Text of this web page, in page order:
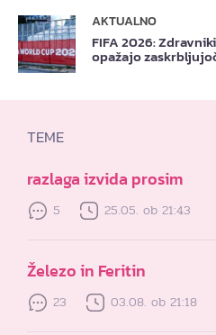
AKTUALNO
FIFA 2026:
opažajo
TEME
razlaga izvida prosim
5 25.05. ob 21:43
Železo in Feritin
23 03.08. ob 21:18